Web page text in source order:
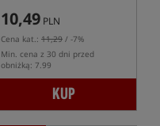
10,49 PLN
Cena kat.: 11,29 / -7%
Min. cena z 30 dni przed
obniżką: 7.99
KUP